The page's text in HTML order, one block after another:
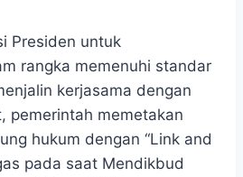
Presiden untuk
rangka memenuhi standar
kerjasama dengan
pemerintah memetakan
hukum dengan “Link and
pada saat Mendikbud